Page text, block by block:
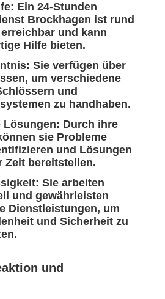
Ein 24-Stunden
Brockhagen ist rund
und kann
Hilfe bieten.
Sie verfügen über
um verschiedene
und
zu handhaben.
Lösungen: Durch ihre
sie Probleme
und Lösungen
Zeit bereitstellen.
Sie arbeiten
und gewährleisten
Dienstleistungen, um
und Sicherheit zu
und